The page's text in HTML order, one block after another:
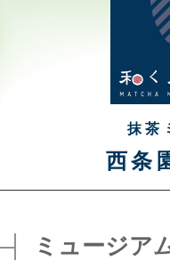
抹茶
西条
ミュージア